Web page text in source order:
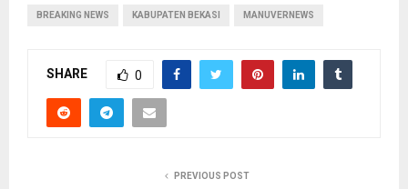
BREAKING NEWS KABUPATEN BEKASI MANUVERNEWS
SHARE 0
PREVIOUS POST